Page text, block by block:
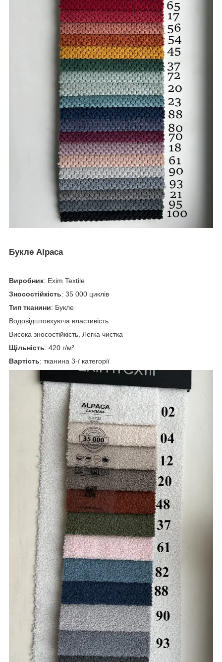
Букле Alpaca
Виробник: Exim Textile
Зносостійкість: 35 000 циклів
Тип тканини: Букле
Водовідштовхуюча властивість
Висока зносостійкість, Легка чистка
Щільність: 420 г/м²
Вартість: тканина 3-ї категорії